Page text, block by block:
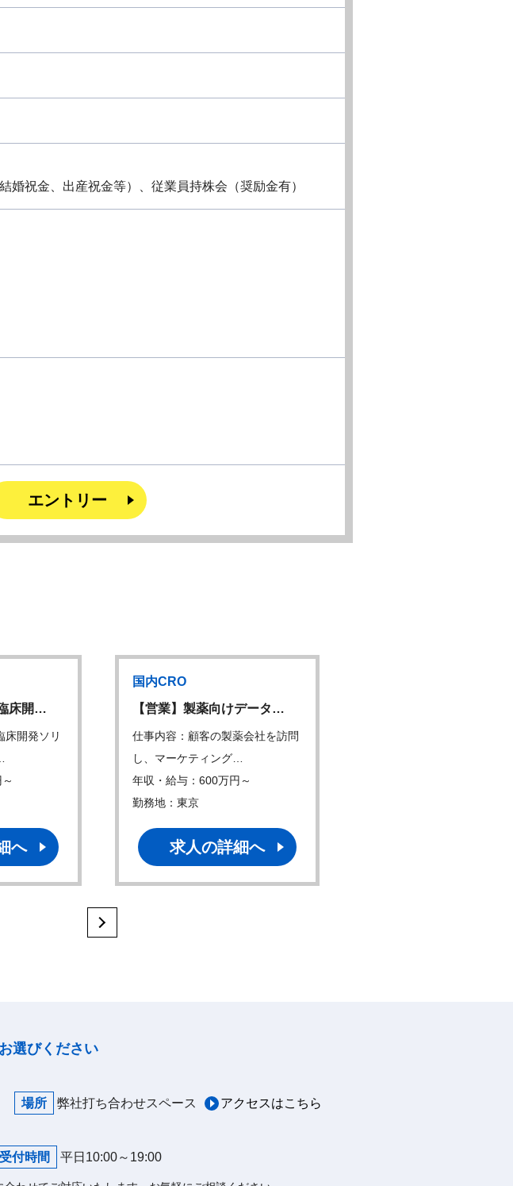
婚祝金、出産祝金等）、従業員持株会（奨励金有）
エントリー
床開…
開発ソリ
へ
国内CRO
【営業】製薬向けデータ…
仕事内容：顧客の製薬会社を訪問
し、マーケティング…
年収・給与：600万円～
勤務地：東京
求人の詳細へ
選びください
場所 弊社打ち合わせスペース アクセスはこちら
受付時間 平日10:00～19:00